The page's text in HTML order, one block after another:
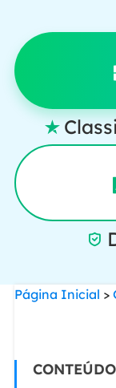


Página Inicial >